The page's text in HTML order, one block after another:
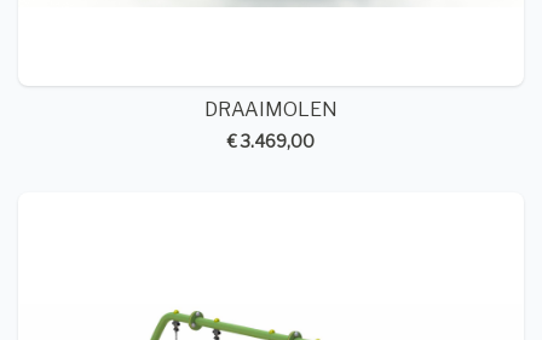
DRAAIMOLEN
€ 3.469,00